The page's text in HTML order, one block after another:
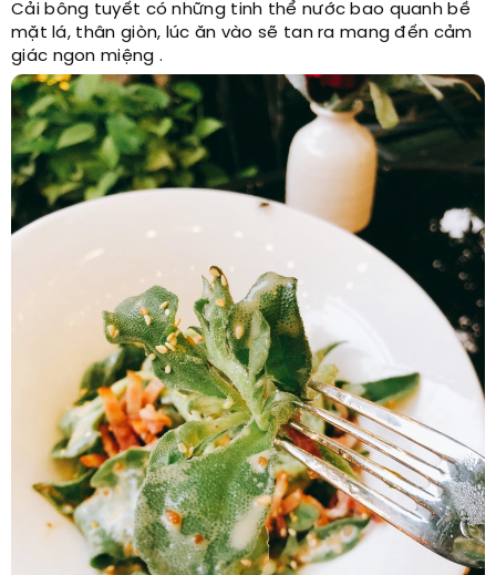
Cải bông tuyết có những tinh thể nước bao quanh bề
mặt lá, thân giòn, lúc ăn vào sẽ tan ra mang đến cảm
giác ngon miệng .